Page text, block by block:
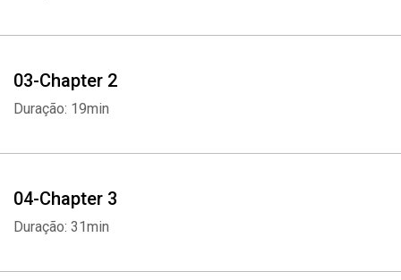
03-Chapter 2
Duração: 19min
04-Chapter 3
Duração: 31min